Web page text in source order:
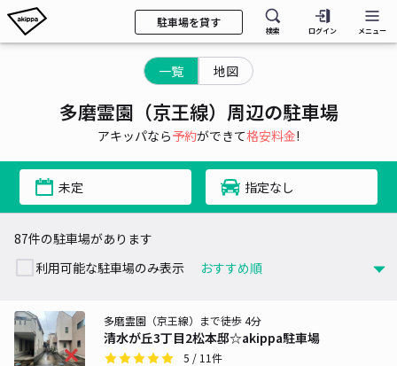
駐車場を貸す
検索 ログイン メニュー
一覧 地図
多磨霊園（京王線）周辺の駐車場
アキッパなら予約ができて格安料金!
未定 指定なし
87件の駐車場があります
利用可能な駐車場のみ表示
清水が丘3丁目2松本邸☆akippa駐車場
多磨霊園（京王線）まで徒歩 4分
5 / 11件